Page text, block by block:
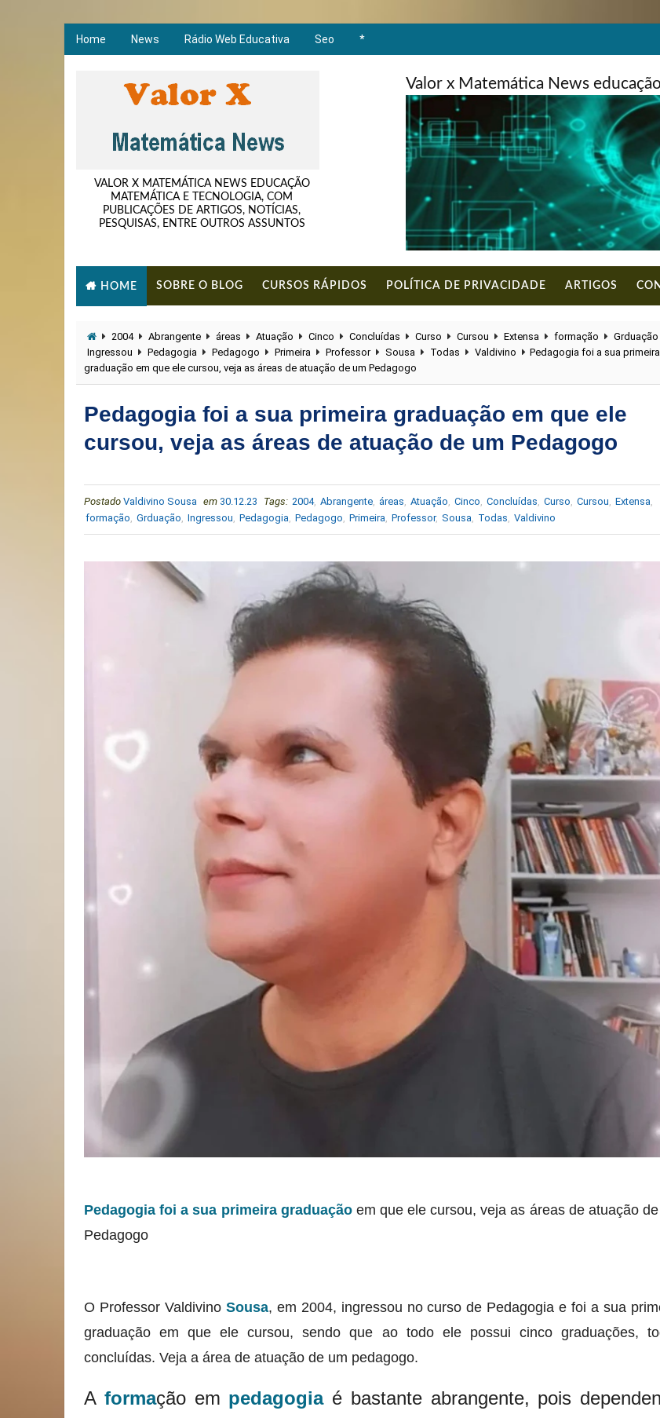
Home News Rádio Web Educativa Seo *
VALOR X MATEMÁTICA NEWS EDUCAÇÃO
MATEMÁTICA E TECNOLOGIA, COM
PUBLICAÇÕES DE ARTIGOS, NOTÍCIAS,
PESQUISAS, ENTRE OUTROS ASSUNTOS
Valor x Matemática News
HOME SOBRE O BLOG CURSOS RÁPIDOS POLÍTICA DE PRIVACIDADE ARTIGOS
2004 Abrangente áreas Atuação Cinco Concluídas Curso Cursou Extensa formação
Grduação
Ingressou
Pedagogia Pedagogo Primeira Professor Sousa Todas Valdivino
Pedagogia foi a sua primeira
graduação em que ele cursou, veja as áreas de atuação de um Pedagogo
Pedagogia foi a sua primeira graduação em que ele
cursou, veja as áreas de atuação de um Pedagogo
Postado Valdivino Sousa em 30.12.23 Tags: 2004, Abrangente áreas Atuação Cinco Concluídas Curso Cursou Extensa
formação Grduação Ingressou Pedagogia Pedagogo Primeira Professor, Sousa Todas Valdivino
Pedagogia foi a sua primeira graduaçãoem que ele cursou, veja as áreas de atuação
Pedagogo
O Professor Valdivino Sousa, em 2004, ingressou no curso de Pedagogia e foi a sua
graduação em que ele cursou, sendo que ao todo ele possui cinco graduações,
concluídas. Veja a área de atuação de um pedagogo.
A formação em pedagogiaé bastante abrangente, pois